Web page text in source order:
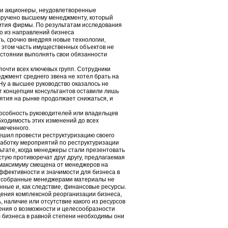
акционеры, неудовлетворенные
высшему менеджменту, который
фирмы. По результатам исследования
из направлений бизнеса
срочно внедряя новые технологии,
часть имущественных объектов не
выполнять свои обязанности
всех ключевых групп. Сотрудники
среднего звена не хотел брать на
а высшее руководство оказалось не
концепции консультантов оставили лишь
на рынке продолжает снижаться, и
руководителей или владельцев
этих изменений до всех
провести реструктуризацию своего
мероприятий по реструктуризации
когда менеджеры стали презентовать
противоречат друг другу, предлагаемая
смещена от менеджеров на
и значимости для бизнеса в
менеджерами материалы не
и, как следствие, финансовые ресурсы.
комплексной реорганизации бизнеса,
или отсутствие какого из ресурсов
о возможности и целесообразности
в равной степени необходимы они